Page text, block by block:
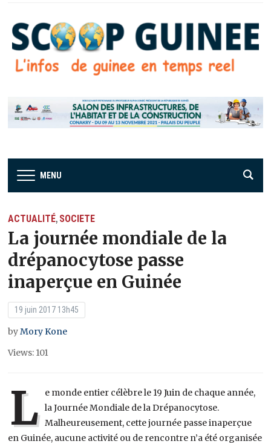
MENU
ACTUALITÉ, SOCIETE
La journée mondiale de la
drépanocytose passe
inaperçue en Guinée
19 juin 2017 13h45
byMory Kone
Views: 101
L e monde entier célèbre le 19 Juin de chaque année,
la Journée Mondiale de la Drépanocytose.
Malheureusement, cette journée passe inaperçue
en Guinée, aucune activité ou de rencontre n’a été organisée